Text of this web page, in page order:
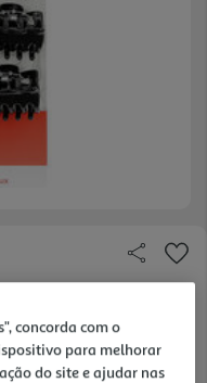
concorda com o
para melhorar
do site e ajudar nas